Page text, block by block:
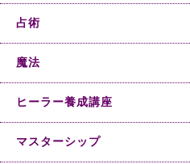
占術
魔法
ヒーラー養成講座
マスターシップ